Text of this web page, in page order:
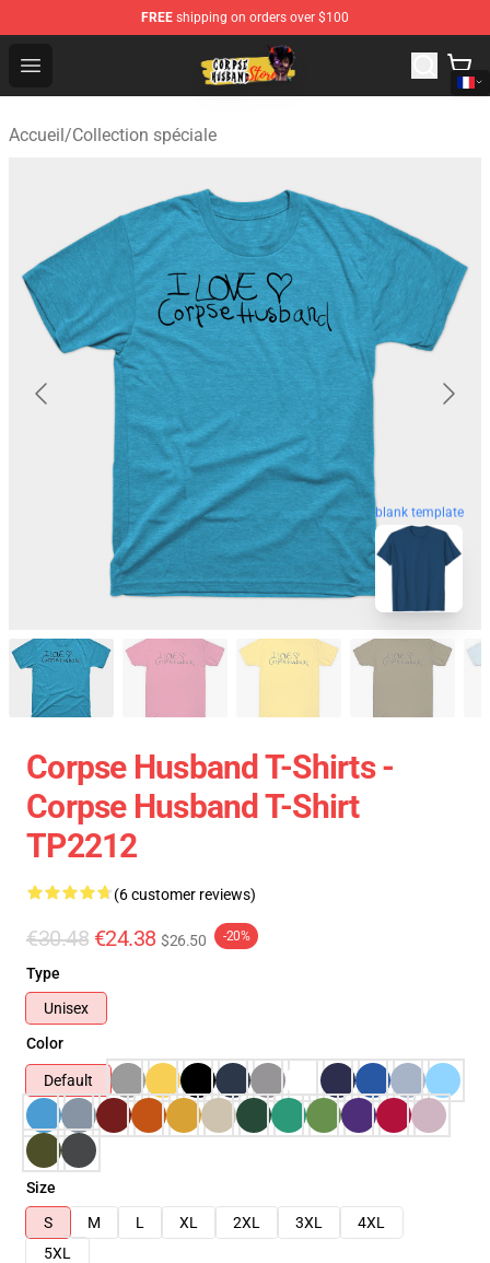
FREE shipping on orders over $100
Open menu
Corpse Husband Shop - Official Corpse Husband
Accueil/Collection spéciale
blank template
Corpse Husband T-Shirts -
Corpse Husband T-Shirt
TP2212
(6 customer reviews)
€30.48 €24.38 $26.50 -20%
Type
Unisex
Color
Default
Size
S
M L XL 2XL 3XL
4XL
5XL